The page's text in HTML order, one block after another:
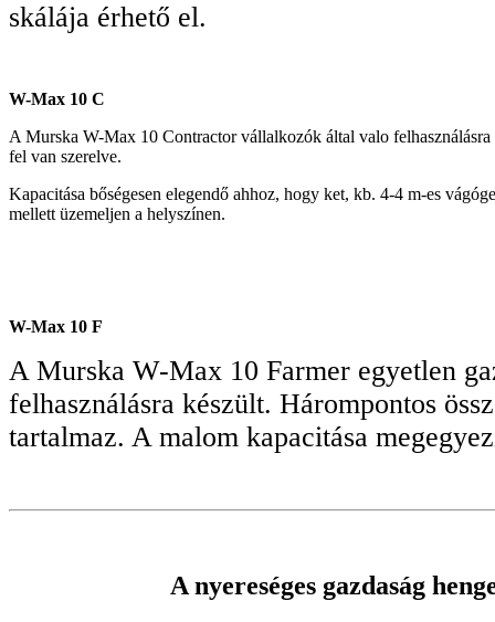
skálája érhető el.
W-Max 10 C
A Murska W-Max 10 Contractor vállalkozók által valo
fel van szerelve.
Kapacitása bőségesen elegendő ahhoz, hogy ket, kb. 4-4 m-es
mellett üzemeljen a helyszínen.
W-Max 10 F
A Murska W-Max 10 Farmer egyetlen
felhasználásra készült. Hárompontos
tartalmaz. A malom kapacitása
A nyereséges gazdaság